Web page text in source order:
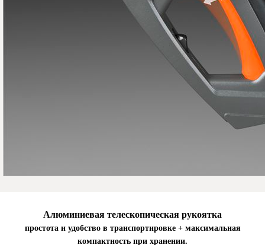
Алюминиевая телескопическая рукоятка
простота и удобство в транспортировке + максимальная
компактность при хранении.